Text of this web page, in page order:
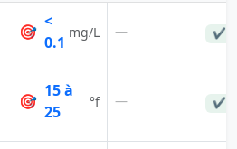
🎯
<
0.1
mg/L — ✔
🎯
15 à
25
°f — ✔